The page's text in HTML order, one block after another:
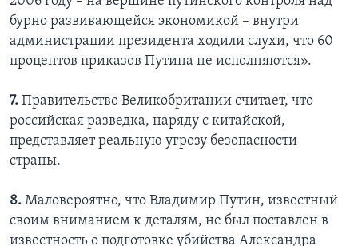
бурно развивающейся экономикой – внутри
администрации президента ходили слухи, что 60
процентов приказов Путина не исполняются».
7. Правительство Великобритании считает, что
российская разведка, наряду с китайской,
представляет реальную угрозу безопасности
страны.
8. Маловероятно, что Владимир Путин, известный
своим вниманием к деталям, не был поставлен в
известность о подготовке убийства Александра